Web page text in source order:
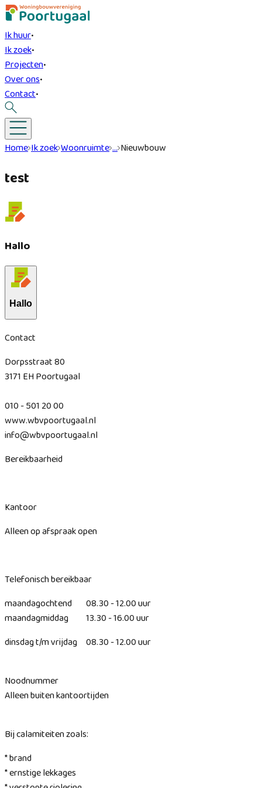
Ik huur•
Ik zoek•
Projecten•
Over ons•
Contact•
Home Ik zoek Woonruimte … Nieuwbouw
test
Hallo
Hallo
Contact
Dorpsstraat 80
3171 EH Poortugaal
010 - 501 20 00
www.wbvpoortugaal.nl
info@wbvpoortugaal.nl
Bereikbaarheid
Kantoor
Alleen op afspraak open
Telefonisch bereikbaar
maandagochtend 08.30 - 12.00 uur
maandagmiddag 13.30 - 16.00 uur
dinsdag t/m vrijdag 08.30 - 12.00 uur
Noodnummer
Alleen buiten kantoortijden
Bij calamiteiten zoals:
* brand
* ernstige lekkages